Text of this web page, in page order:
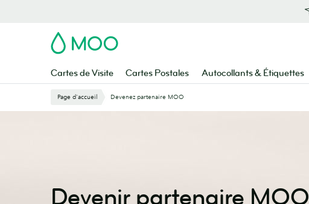
MOO
Cartes de Visite Cartes Postales Autocollants & Étiquettes
Page d'accueil Devenez partenaire MOO
Devenir partenaire MOO